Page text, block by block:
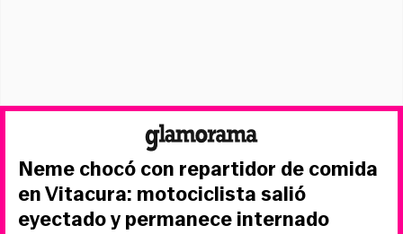
Neme chocó con repartidor de comida
en Vitacura: motociclista salió
eyectado y permanece internado